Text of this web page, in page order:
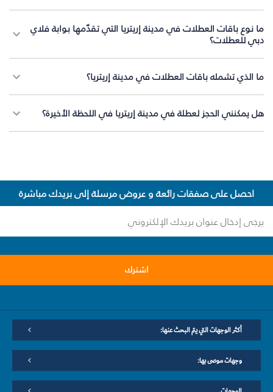
ما نوع باقات العطلات في مدينة إريتريا التي تقدّمها بوابة فلاي
دبي للعطلات؟
ما الذي تشمله باقات العطلات في مدينة إريتريا؟
هل يمكنني الحجز لعطلة في مدينة إريتريا في اللحظة الأخيرة؟
احصل على صفقات رائعة و عروض مرسلة إلى بريدك مباشرة
اشترك
أكثر الوجهات التي يتم البحث عنها:
وجهات موصى بها: